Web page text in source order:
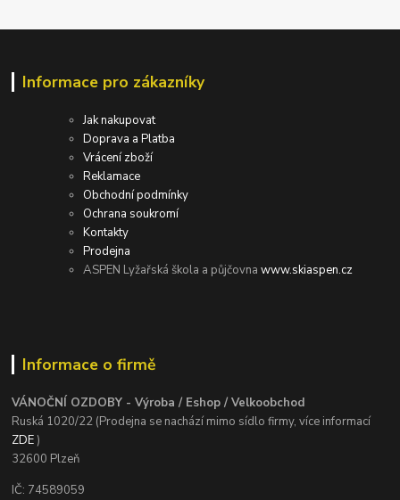
Informace pro zákazníky
Jak nakupovat
Doprava a Platba
Vrácení zboží
Reklamace
Obchodní podmínky
Ochrana soukromí
Kontakty
Prodejna
ASPEN Lyžařská škola a půjčovnawww.skiaspen.cz
Informace o firmě
VÁNOČNÍ OZDOBY - Výroba / Eshop / Velkoobchod
Ruská 1020/22 (Prodejna se nachází mimo sídlo firmy, více informací
ZDE)
32600 Plzeň
IČ: 74589059